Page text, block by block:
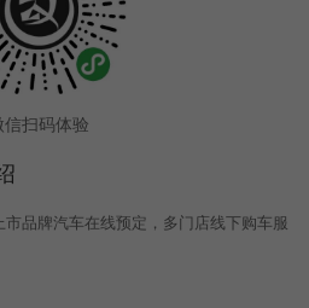
信扫码体验
市品牌汽车在线预定，多门店线下购车服